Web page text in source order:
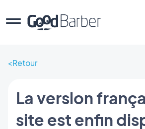
Retour
La version
site est enfin